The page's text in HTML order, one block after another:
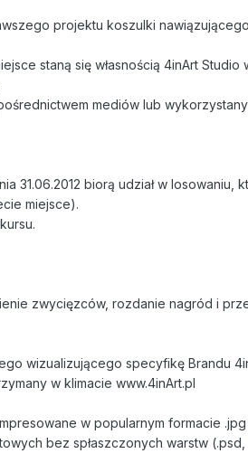
projektu koszulki
staną się własnością 4inArt Studio
mediów lub
31.06.2012 biorą udział w losowaniu,
miejsce).
zwycięzców, rozdanie nagród i
wizualizującego specyfikę Brandu
w klimacie www.4inArt.pl
w popularnym formacie .jpg
bez spłaszczonych warstw (.psd,